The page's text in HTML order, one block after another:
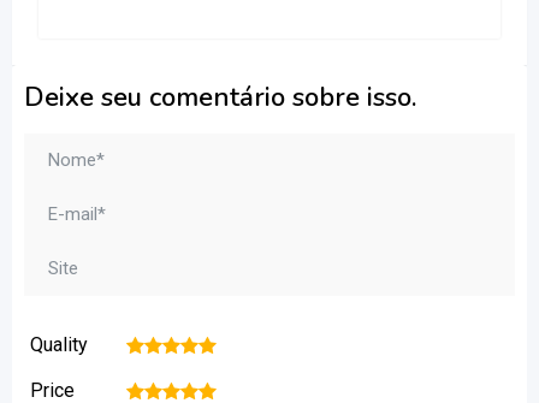
Deixe seu comentário sobre isso.
Quality 5
4
3
2
Price 5
4
3
2